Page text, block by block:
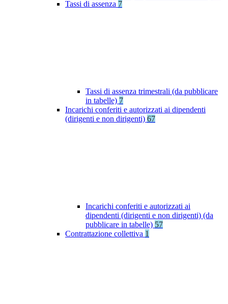
Tassi di assenza 7
Tassi di assenza trimestrali (da pubblicare
in tabelle) 7
Incarichi conferiti e autorizzati ai dipendenti
(dirigenti e non dirigenti) 67
Incarichi conferiti e autorizzati ai
dipendenti (dirigenti e non dirigenti) (da
pubblicare in tabelle) 57
Contrattazione collettiva 1